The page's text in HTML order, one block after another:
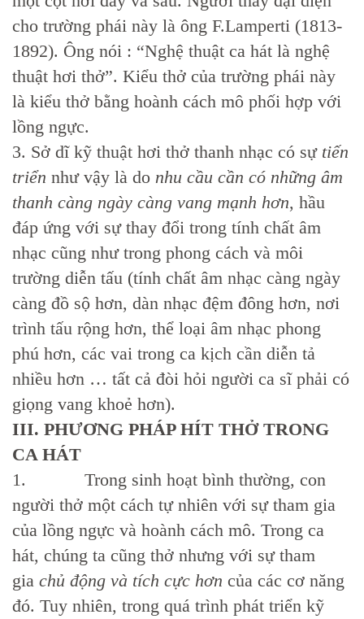
cho trường phái này là ông F.Lamperti (1813-
1892). Ông nói : “Nghệ thuật ca hát là nghệ
thuật hơi thở”. Kiểu thở của trường phái này
là kiểu thở bằng hoành cách mô phối hợp với
lồng ngực.
3. Sở dĩ kỹ thuật hơi thở thanh nhạc có sự tiến
triển như vậy là do nhu cầu cần có những âm
thanh càng ngày càng vang mạnh hơn, hầu
đáp ứng với sự thay đổi trong tính chất âm
nhạc cũng như trong phong cách và môi
trường diễn tấu (tính chất âm nhạc càng ngày
càng đồ sộ hơn, dàn nhạc đệm đông hơn, nơi
trình tấu rộng hơn, thể loại âm nhạc phong
phú hơn, các vai trong ca kịch cần diễn tả
nhiều hơn … tất cả đòi hỏi người ca sĩ phải có
giọng vang khoẻ hơn).
III. PHƯƠNG PHÁP HÍT THỞ TRONG
CA HÁT
1. Trong sinh hoạt bình thường, con
người thở một cách tự nhiên với sự tham gia
của lồng ngực và hoành cách mô. Trong ca
hát, chúng ta cũng thở nhưng với sự tham
gia chủ động và tích cực hơn của các cơ năng
đó. Tuy nhiên, trong quá trình phát triển kỹ